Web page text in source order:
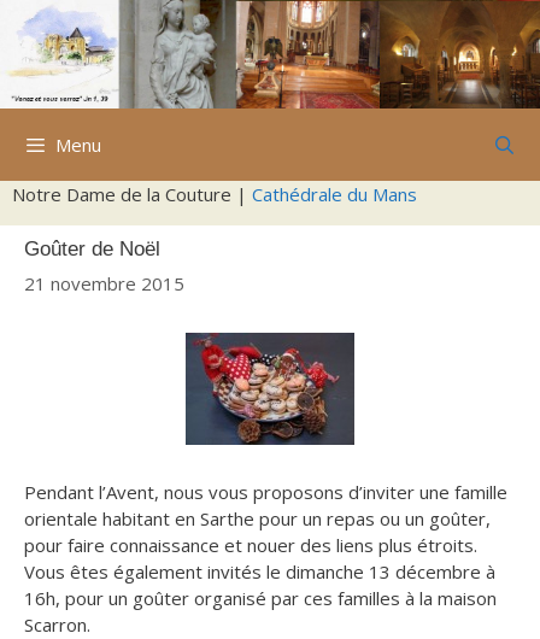
Aller
contenu
Menu
Notre Dame de la Couture | Cathédrale du Mans
Goûter de Noël
21 novembre 2015
Pendant l’Avent, nous vous proposons d’inviter une famille
orientale habitant en Sarthe pour un repas ou un goûter,
pour faire connaissance et nouer des liens plus étroits.
Vous êtes également invités le dimanche 13 décembre à
16h, pour un goûter organisé par ces familles à la maison
Scarron.